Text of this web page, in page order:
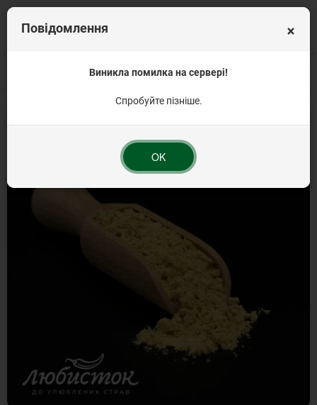
Вагова продукція Прянощі та спеції Порошок гірчичний 500г
×
Повідомлення
Виникла помилка на сервері!
Спробуйте пізніше.
OK